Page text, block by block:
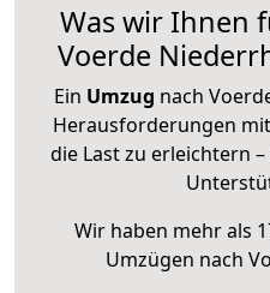
Was wir Ihnen
Voerde
Ein Umzug nach
Herausforderungen
die Last zu erleichtern
Wir haben mehr als
Umzügen nach